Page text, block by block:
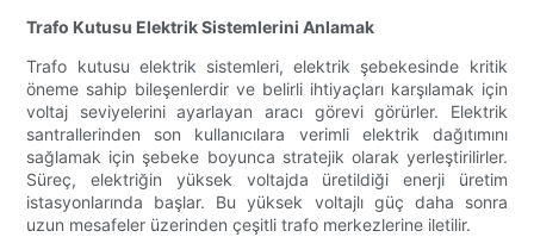
Trafo Kutusu Elektrik Sistemlerini Anlamak
Trafo kutusu elektrik sistemleri, elektrik şebekesinde kritik
öneme sahip bileşenlerdir ve belirli ihtiyaçları karşılamak için
voltaj seviyelerini ayarlayan aracı görevi görürler. Elektrik
santrallerinden son kullanıcılara verimli elektrik dağıtımını
sağlamak için şebeke boyunca stratejik olarak yerleştirilirler.
Süreç, elektriğin yüksek voltajda üretildiği enerji üretim
istasyonlarında başlar. Bu yüksek voltajlı güç daha sonra
uzun mesafeler üzerinden çeşitli trafo merkezlerine iletilir.